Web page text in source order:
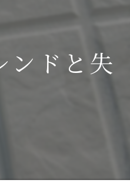
ドと失